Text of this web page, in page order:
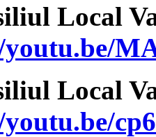
Local
Local